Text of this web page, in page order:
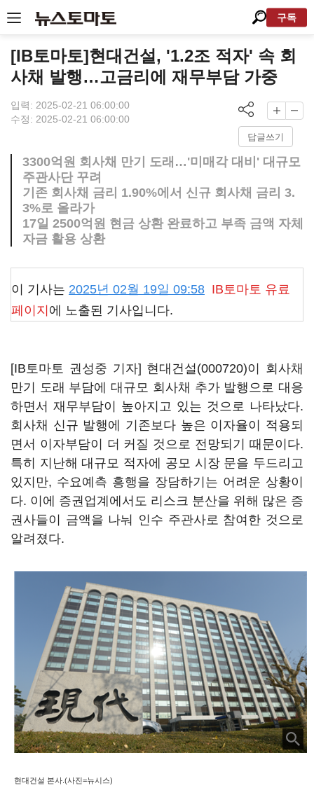
구독
[IB토마토]현대건설, '1.2조 적자' 속 회
사채 발행…고금리에 재무부담 가중
입력: 2025-02-21 06:00:00
수정: 2025-02-21 06:00:00
답글쓰기
3300억원 회사채 만기 도래…'미매각 대비' 대규모
주관사단 꾸려
기존 회사채 금리 1.90%에서 신규 회사채 금리 3.
3%로 올라가
17일 2500억원 현금 상환 완료하고 부족 금액 자체
자금 활용 상환
이 기사는 2025년 02월 19일 09:58 IB토마토 유료
페이지 에 노출된 기사입니다.
[IB토마토 권성중 기자] 현대건설(000720)이 회사채
만기 도래 부담에 대규모 회사채 추가 발행으로 대응
하면서 재무부담이 높아지고 있는 것으로 나타났다.
회사채 신규 발행에 기존보다 높은 이자율이 적용되
면서 이자부담이 더 커질 것으로 전망되기 때문이다.
특히 지난해 대규모 적자에 공모 시장 문을 두드리고
있지만, 수요예측 흥행을 장담하기는 어려운 상황이
다. 이에 증권업계에서도 리스크 분산을 위해 많은 증
권사들이 금액을 나눠 인수 주관사로 참여한 것으로
알려졌다.
현대건설 본사.(사진=뉴시스)